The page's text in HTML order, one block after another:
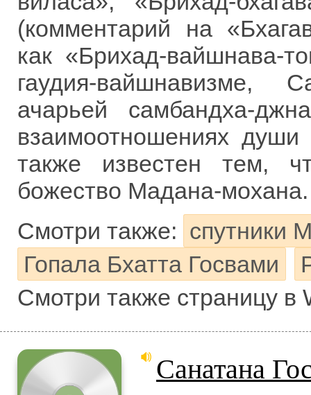
(комментарий на
как «Брихад-вайшнава-
гаудия-вайшнавизме,
ачарьей самбандха-
взаимоотношениях
также известен тем,
божество Мадана-мохана.
Смотри также: спутники
Гопала Бхатта Госвами
Смотри также страницу в
Санатана